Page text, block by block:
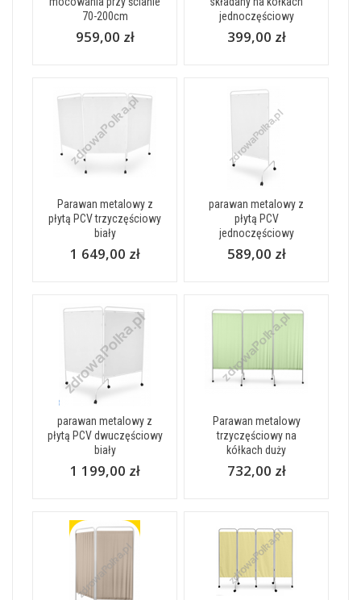
70-200cm
959,00 zł
jednoczęściowy
399,00 zł
Parawan metalowy z
płytą PCV trzyczęściowy
biały
1 649,00 zł
parawan metalowy z
płytą PCV
jednoczęściowy
589,00 zł
parawan metalowy z
płytą PCV dwuczęściowy
biały
1 199,00 zł
Parawan metalowy
trzyczęściowy na
kółkach duży
732,00 zł